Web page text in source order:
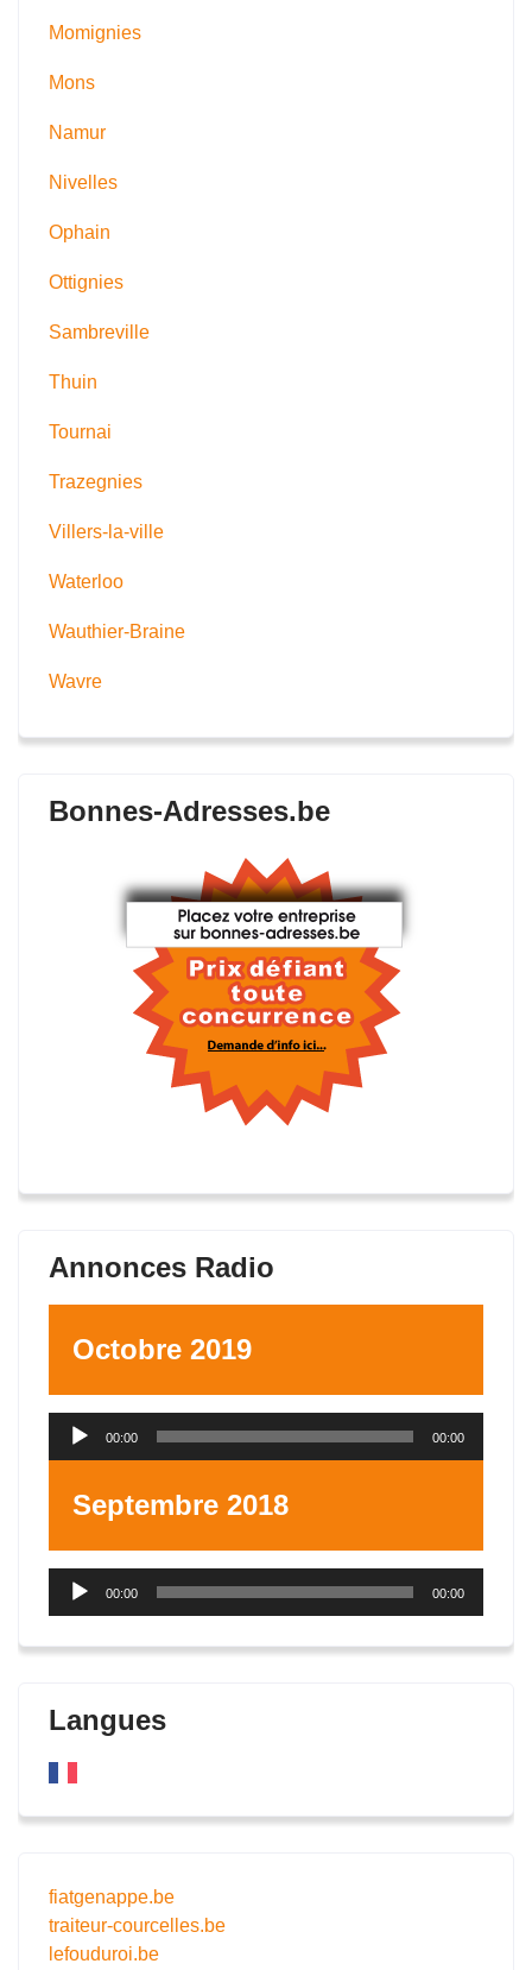
Momignies
Mons
Namur
Nivelles
Ophain
Ottignies
Sambreville
Thuin
Tournai
Trazegnies
Villers-la-ville
Waterloo
Wauthier-Braine
Wavre
Bonnes-Adresses.be
Annonces Radio
Octobre 2019
Lecteur
00:00 00:00
Septembre 2018
Lecteur
00:00 00:00
Langues
fiatgenappe.be
traiteur-courcelles.be
lefouduroi.be